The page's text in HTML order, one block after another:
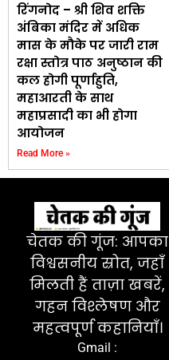
रिंगनोद – श्री शिव शक्ति
अंबिका मंदिर में अधिक
मास के मौके पर जारी राम
रक्षा स्तोत्र पाठ अनुष्ठान की
कल होगी पूर्णाहुति,
महाआरती के साथ
महाप्रसादी का भी होगा
आयोजन
Read More »
चेतक की गूंज: आपका
विश्वसनीय स्रोत, जहाँ
मिलती हैं ताज़ा खबरें,
गहन विश्लेषण और
महत्वपूर्ण कहानियाँ।
Gmail :